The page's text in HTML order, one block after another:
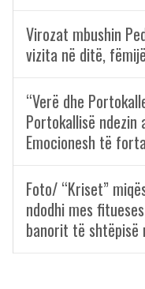
Virozat mbushin
vizita në ditë,
“Verë dhe
Portokallisë
Emocionesh të
Foto/ “Kriset”
ndodhi mes
banorit të shtëpisë